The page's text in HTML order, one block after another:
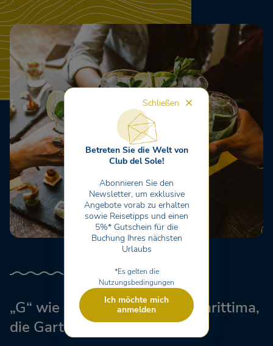
„G“ wie „Glamour“: Milano Marittima,
die Gartenstadt
Schließen
Betreten Sie die Welt von
Club del Sole!
Abonnieren Sie den
Newsletter, um exklusive
Angebote vorab zu erhalten
sowie Reisetipps und einen
5%* Gutschein für die
Buchung Ihres nächsten
Urlaubs
*Es gelten die
Nutzungsbedingungen
Ich möchte mich
anmelden